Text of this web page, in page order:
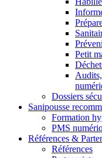
Petit
Dossiers
Sanipousse
Formation
PMS
Références &
Références